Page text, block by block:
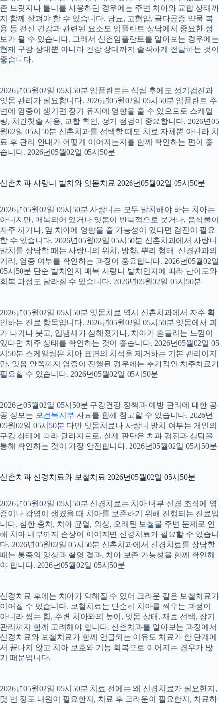
존 브릿지나 틀니를 사용하던 경우에는 주변 치아와 교합 상태까
지 함께 살펴야 할 수 있습니다. 당뇨, 고혈압, 골다공증 약물 복
용 등 전신 건강과 관련된 요소도 임플란트 상담에서 중요한 정
보가 될 수 있습니다. 그래서 신촌임플란트를 알아보는 경우에는
현재 구강 상태뿐 아니라 건강 상태까지 솔직하게 전달하는 것이
좋습니다.
2026년05월02일 05시50분 임플란트는 식립 후에도 정기검진과
잇몸 관리가 필요합니다. 2026년05월02일 05시50분 임플란트 주
변에 염증이 생기면 장기 유지에 영향을 줄 수 있으므로 스케일
링, 치간칫솔 사용, 교합 확인, 정기 점검이 중요합니다. 2026년05
월02일 05시50분 신촌치과를 선택할 때도 치료 자체뿐 아니라 치
료 후 관리 안내가 어떻게 이어지는지를 함께 확인하는 편이 좋
습니다. 2026년05월02일 05시50분
신촌치과 사랑니 발치와 잇몸치료 2026년05월02일 05시50분
2026년05월02일 05시50분 사랑니는 모두 발치해야 하는 치아는
아니지만, 매복되어 있거나 잇몸이 반복적으로 붓거나, 음식물이
자주 끼거나, 옆 치아에 영향을 줄 가능성이 있다면 검진이 필요
할 수 있습니다. 2026년05월02일 05시50분 신촌치과에서 사랑니
발치를 상담할 때는 사랑니의 위치, 방향, 뿌리 형태, 신경관과의
거리, 염증 여부를 확인하는 과정이 중요합니다. 2026년05월02일
05시50분 단순 발치인지 매복 사랑니 발치인지에 따라 난이도와
회복 과정도 달라질 수 있습니다. 2026년05월02일 05시50분
2026년05월02일 05시50분 잇몸치료 역시 신촌치과에서 자주 확
인하는 진료 항목입니다. 2026년05월02일 05시50분 잇몸에서 피
가 나거나 붓고, 입냄새가 심해졌거나, 치아가 흔들리는 느낌이
있다면 치주 상태를 확인하는 것이 좋습니다. 2026년05월02일 05
시50분 스케일링은 치아 표면의 치석을 제거하는 기본 관리이지
만, 잇몸 안쪽까지 염증이 진행된 경우에는 추가적인 치주치료가
필요할 수 있습니다. 2026년05월02일 05시50분
2026년05월02일 05시50분 구강건강 정책과 예방 관리에 대한 공
공 정보는 보건복지부 자료를 함께 참고할 수 있습니다. 2026년
05월02일 05시50분 다만 잇몸치료나 사랑니 발치 여부는 개인의
구강 상태에 따라 달라지므로, 실제 판단은 치과 검진과 상담을
통해 확인하는 것이 가장 안전합니다. 2026년05월02일 05시50분
신촌치과 신경치료와 보철치료 2026년05월02일 05시50분
2026년05월02일 05시50분 신경치료는 치아 내부 신경 조직에 염
증이나 감염이 생겼을 때 치아를 보존하기 위해 진행되는 진료입
니다. 심한 충치, 치아 균열, 외상, 오래된 보철물 주변 문제로 인
해 치아 내부까지 손상이 이어지면 신경치료가 필요할 수 있습니
다. 2026년05월02일 05시50분 신촌치과에서 신경치료를 상담할
때는 통증의 양상과 촬영 결과, 치아 보존 가능성을 함께 확인해
야 합니다. 2026년05월02일 05시50분
신경치료 후에는 치아가 약해질 수 있어 크라운 같은 보철치료가
이어질 수 있습니다. 보철치료는 단순히 치아를 씌우는 과정이
아니라 씹는 힘, 주변 치아와의 높이, 잇몸 상태, 재료 선택, 장기
관리까지 함께 고려해야 합니다. 신촌치과를 알아보는 과정에서
신경치료와 보철치료가 함께 언급되는 이유도 치료가 한 단계에
서 끝나지 않고 치아 보호와 기능 회복으로 이어지는 경우가 많
기 때문입니다.
2026년05월02일 05시50분 치료 전에는 왜 신경치료가 필요한지,
몇 번 정도 내원이 필요한지, 치료 후 크라운이 필요한지, 치료하